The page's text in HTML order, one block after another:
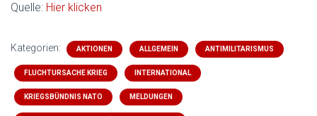
Quelle: Hier klicken
Kategorien: AKTIONEN ALLGEMEIN ANTIMILITARISMUS
FLUCHTURSACHE KRIEG INTERNATIONAL
KRIEGSBÜNDNIS NATO MELDUNGEN